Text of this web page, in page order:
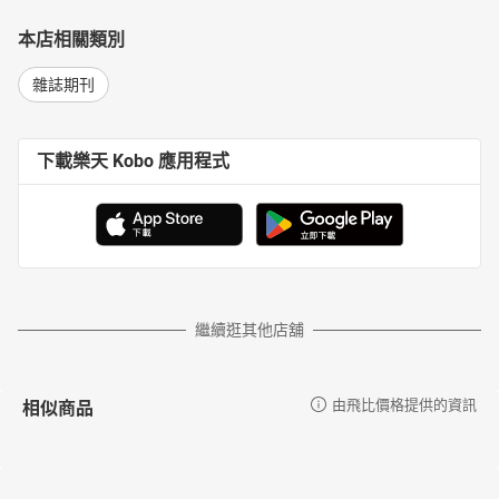
本店相關類別
雜誌期刊
下載樂天 Kobo 應用程式
繼續逛其他店舖
相似商品 由飛比價格提供的資訊